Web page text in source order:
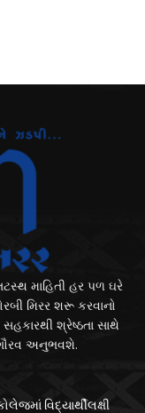
માહિતી હર પળ ઘરે
મિરર શરૂ કરવાનો
શ્રેષ્ઠતા સાથે
ગૌરવ અનુભવશે.
વિદ્યાર્થીલક્ષી